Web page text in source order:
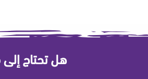
هل تحتاج